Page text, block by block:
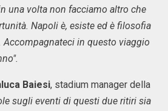
una volta non facciamo altro che
Napoli è, esiste ed è filosofia
Accompagnateci in questo viaggio
Baiesi, stadium manager della
sugli eventi di questi due ritiri sia